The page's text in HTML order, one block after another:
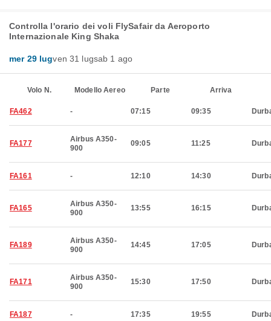
Controlla l'orario dei voli FlySafair da Aeroporto
Internazionale King Shaka
mer 29 lugven 31 lugsab 1 ago
Volo N. Modello Aereo Parte Arriva
FA462 - 07:15 09:35
FA177
Airbus A350-
900
09:05 11:25
FA161 - 12:10 14:30
FA165
Airbus A350-
900
13:55 16:15
FA189
Airbus A350-
900
14:45 17:05
FA171
Airbus A350-
900
15:30 17:50
FA187 - 17:35 19:55